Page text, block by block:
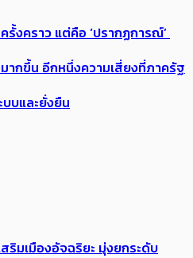
รั้งคราว แต่คือ ‘ปรากฏการณ์’
ากขึ้น อีกหนึ่งความเสี่ยงที่ภาครัฐ
บและยั่งยืน
ริมเมืองอัจฉริยะ มุ่งยกระดับ